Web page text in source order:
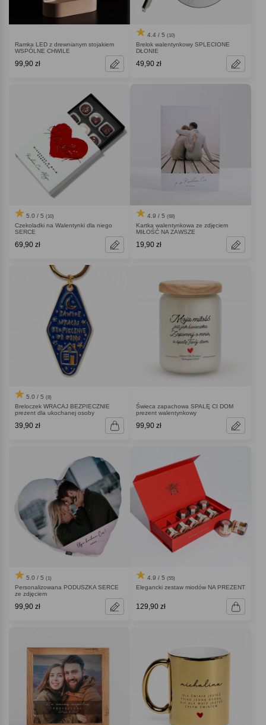
Ramka LED z drewnianym stojakiem
WSPÓLNE CHWILE
99,90 zł
4.4 / 5 (10)
Brelok walentynkowy SPLECIONE
DŁONIE
49,90 zł
5.0 / 5 (10)
Czekoladki na Walentynki dla niego
SERCE
69,90 zł
4.9 / 5 (68)
Kartka walentynkowa ze zdjęciem
MIŁOŚĆ NA ZAWSZE
19,90 zł
5.0 / 5 (8)
Breloczek WRACAJ BEZPIECZNIE
prezent dla ukochanej osoby
39,90 zł
Świeca zapachowa SPALĘ CI DOM
prezent walentynkowy
99,90 zł
5.0 / 5 (1)
Personalizowana PODUSZKA SERCE
ze zdjęciem
99,90 zł
4.9 / 5 (55)
Elegancki zestaw miodów NA PREZENT
129,90 zł